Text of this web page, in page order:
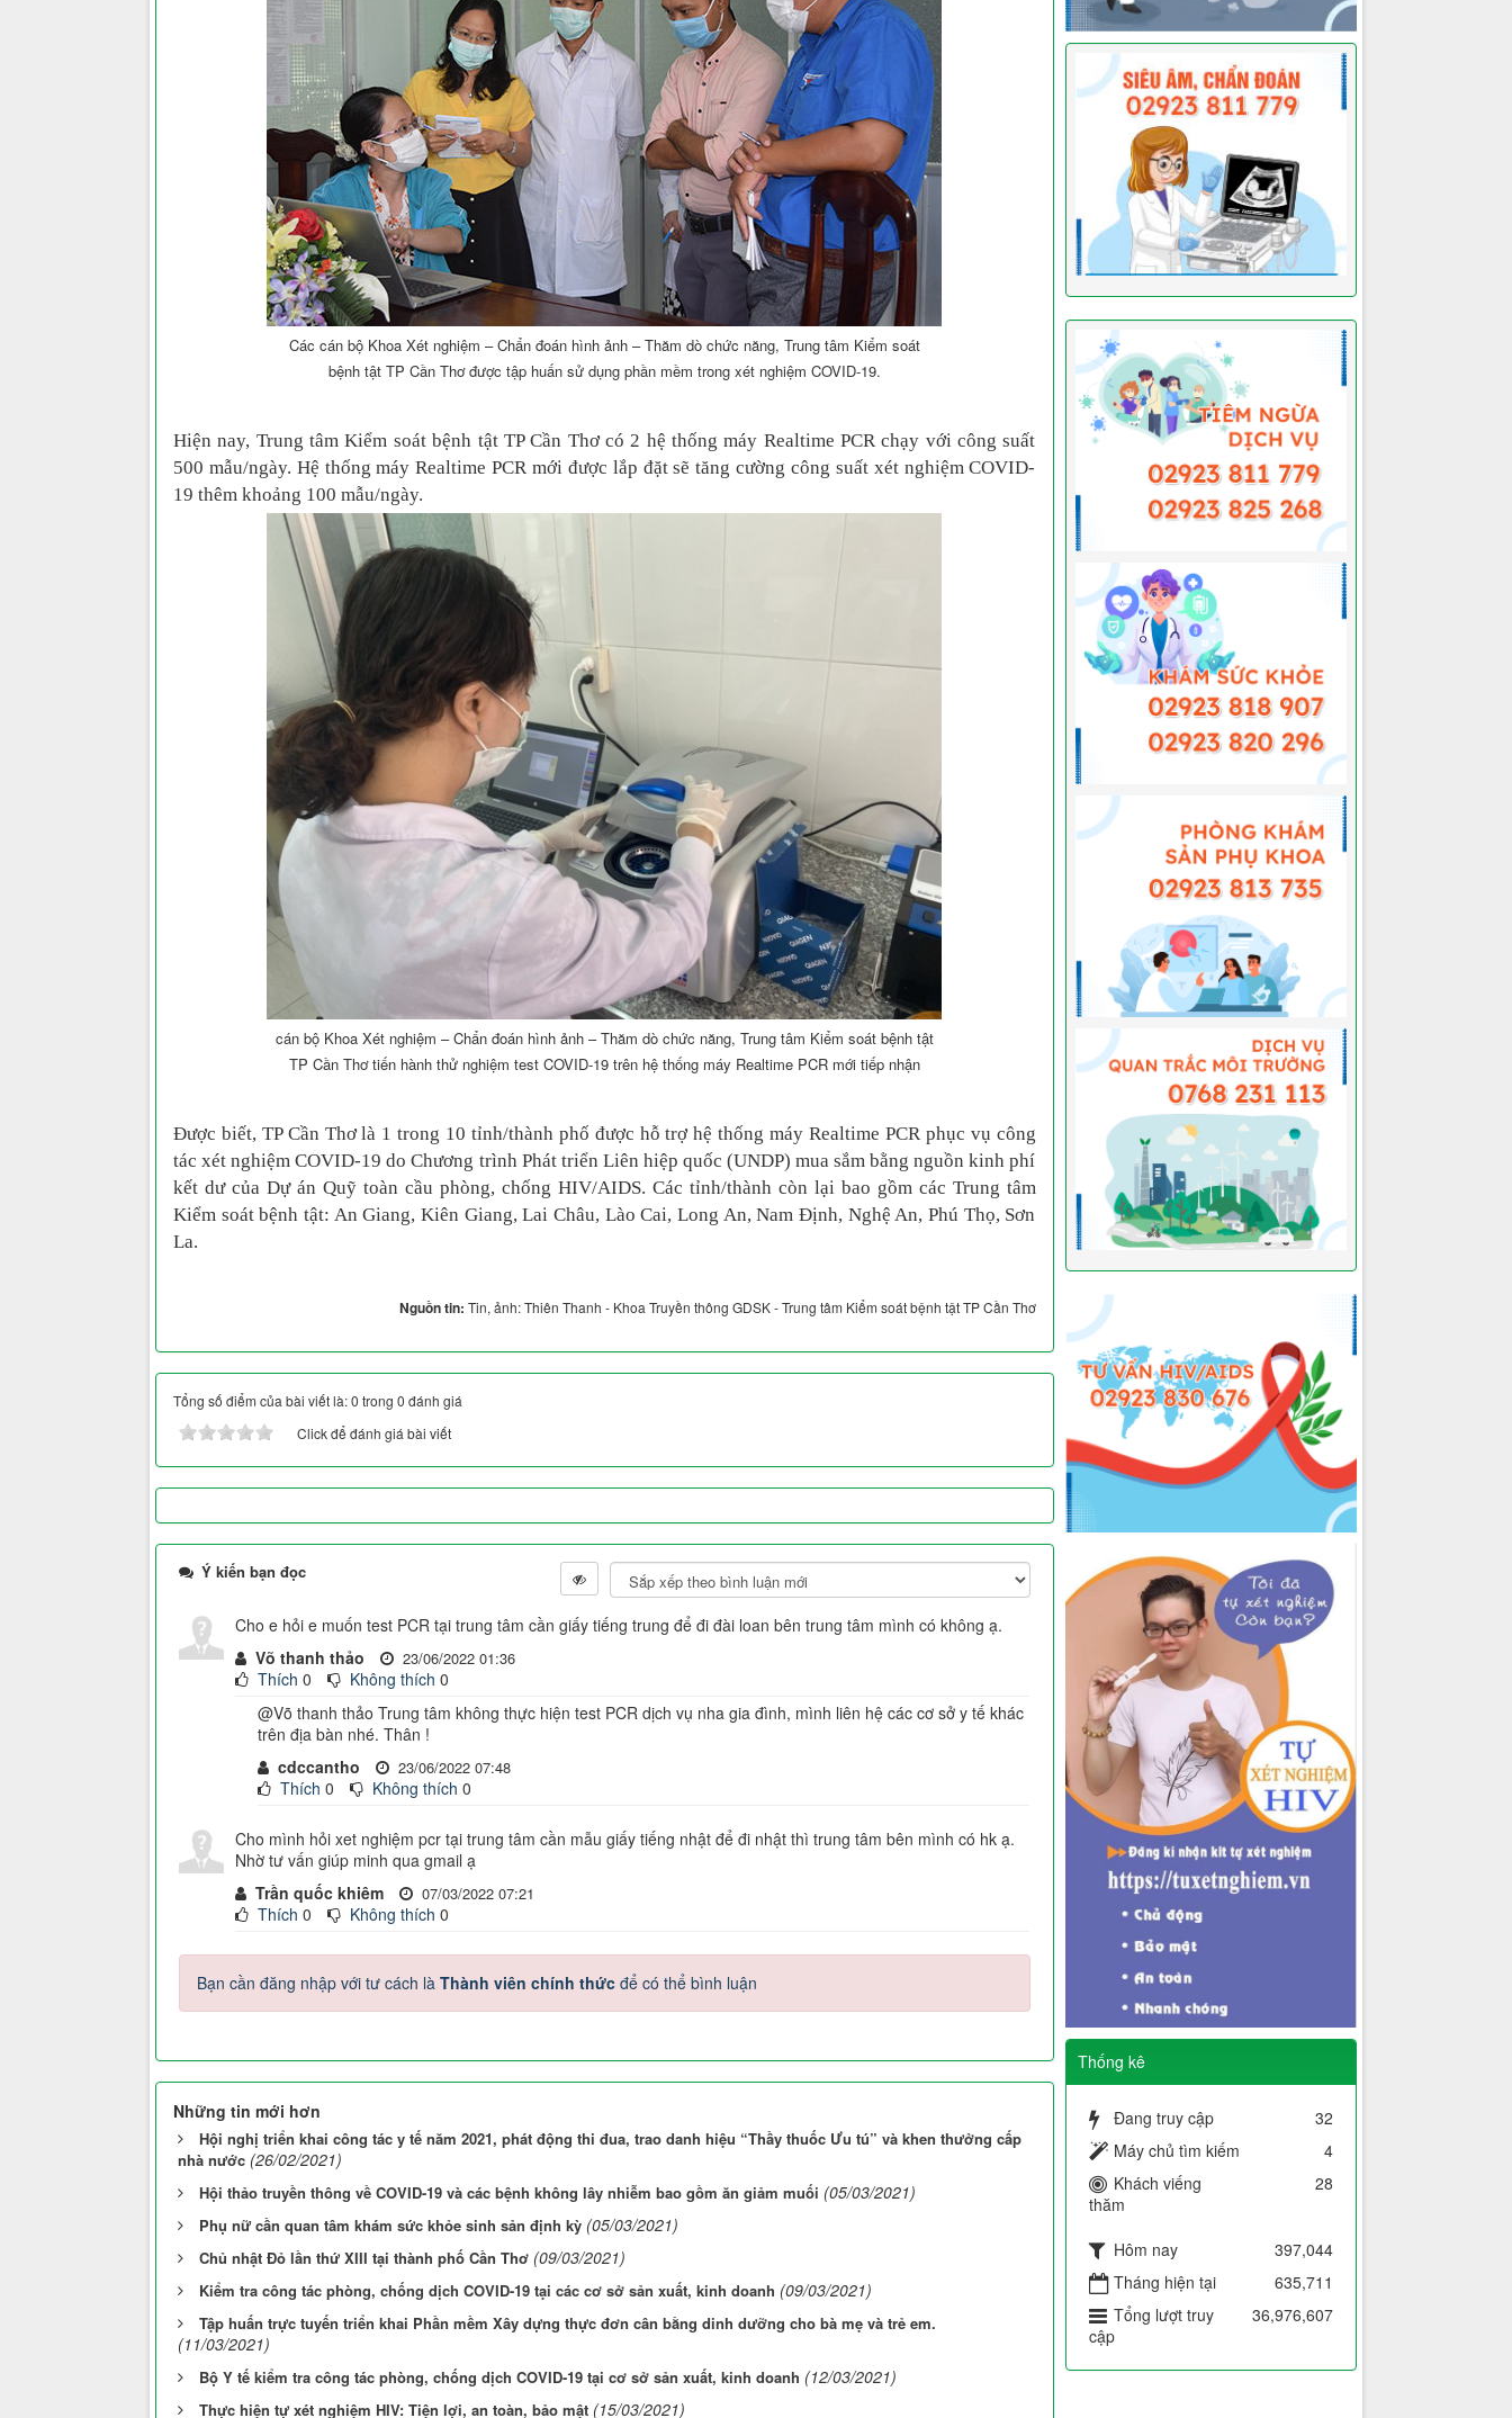
Các cán bộ Khoa Xét nghiệm – Chẩn đoán hình ảnh – Thăm dò chức năng, Trung tâm Kiểm soát
bệnh tật TP Cần Thơ được tập huấn sử dụng phần mềm trong xét nghiệm COVID-19.
Hiện nay, Trung tâm Kiểm soát bệnh tật TP Cần Thơ có 2 hệ thống máy Realtime PCR chạy với công suất
500 mẫu/ngày. Hệ thống máy Realtime PCR mới được lắp đặt sẽ tăng cường công suất xét nghiệm COVID-
19 thêm khoảng 100 mẫu/ngày.
cán bộ Khoa Xét nghiệm – Chẩn đoán hình ảnh – Thăm dò chức năng, Trung tâm Kiểm soát bệnh tật
TP Cần Thơ tiến hành thử nghiệm test COVID-19 trên hệ thống máy Realtime PCR mới tiếp nhận
Được biết, TP Cần Thơ là 1 trong 10 tỉnh/thành phố được hỗ trợ hệ thống máy Realtime PCR phục vụ công
tác xét nghiệm COVID-19 do Chương trình Phát triển Liên hiệp quốc (UNDP) mua sắm bằng nguồn kinh phí
kết dư của Dự án Quỹ toàn cầu phòng, chống HIV/AIDS. Các tỉnh/thành còn lại bao gồm các Trung tâm
Kiểm soát bệnh tật: An Giang, Kiên Giang, Lai Châu, Lào Cai, Long An, Nam Định, Nghệ An, Phú Thọ, Sơn
La.
Nguồn tin: Tin, ảnh: Thiên Thanh - Khoa Truyền thông GDSK - Trung tâm Kiểm soát bệnh tật TP Cần Thơ
Tổng số điểm của bài viết là: 0 trong 0 đánh giá
Click để đánh giá bài viết
Ý kiến bạn đọc
Cho e hỏi e muốn test PCR tại trung tâm cần giấy tiếng trung để đi đài loan bên trung tâm mình có không ạ.
Võ thanh thảo
23/06/2022 01:36
Thích 0 Không thích 0
@Võ thanh thảo Trung tâm không thực hiện test PCR dịch vụ nha gia đình, mình liên hệ các cơ sở y tế khác
trên địa bàn nhé. Thân !
cdccantho
23/06/2022 07:48
Thích 0 Không thích 0
Cho mình hỏi xet nghiệm pcr tại trung tâm cần mẫu giấy tiếng nhật để đi nhật thì trung tâm bên mình có hk ạ.
Nhờ tư vấn giúp minh qua gmail ạ
Trần quốc khiêm
07/03/2022 07:21
Thích 0 Không thích 0
Bạn cần đăng nhập với tư cách là Thành viên chính thức để có thể bình luận
Những tin mới hơn
Hội nghị triển khai công tác y tế năm 2021, phát động thi đua, trao danh hiệu “Thầy thuốc Ưu tú” và khen thưởng cấp
nhà nước (26/02/2021)
Hội thảo truyền thông về COVID-19 và các bệnh không lây nhiễm bao gồm ăn giảm muối (05/03/2021)
Phụ nữ cần quan tâm khám sức khỏe sinh sản định kỳ (05/03/2021)
Chủ nhật Đỏ lần thứ XIII tại thành phố Cần Thơ (09/03/2021)
Kiểm tra công tác phòng, chống dịch COVID-19 tại các cơ sở sản xuất, kinh doanh (09/03/2021)
Tập huấn trực tuyến triển khai Phần mềm Xây dựng thực đơn cân bằng dinh dưỡng cho bà mẹ và trẻ em.
(11/03/2021)
Bộ Y tế kiểm tra công tác phòng, chống dịch COVID-19 tại cơ sở sản xuất, kinh doanh (12/03/2021)
Thực hiện tự xét nghiệm HIV: Tiện lợi, an toàn, bảo mật (15/03/2021)
Thống kê
Đang truy cập
32
Máy chủ tìm kiếm
4
Khách viếng
thăm
28
Hôm nay
397,044
Tháng hiện tại
635,711
Tổng lượt truy
cập
36,976,607